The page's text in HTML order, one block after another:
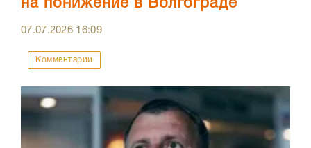
на понижение в Волгограде
07.07.2026 16:09
Комментарии